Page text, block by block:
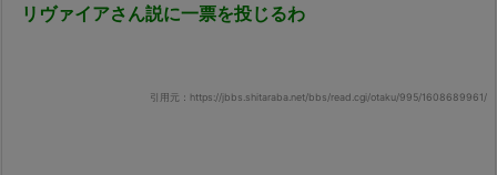
リヴァイアさん説に一票を投じるわ
引用元：https://jbbs.shitaraba.net/bbs/read.cgi/otaku/995/1608689961/